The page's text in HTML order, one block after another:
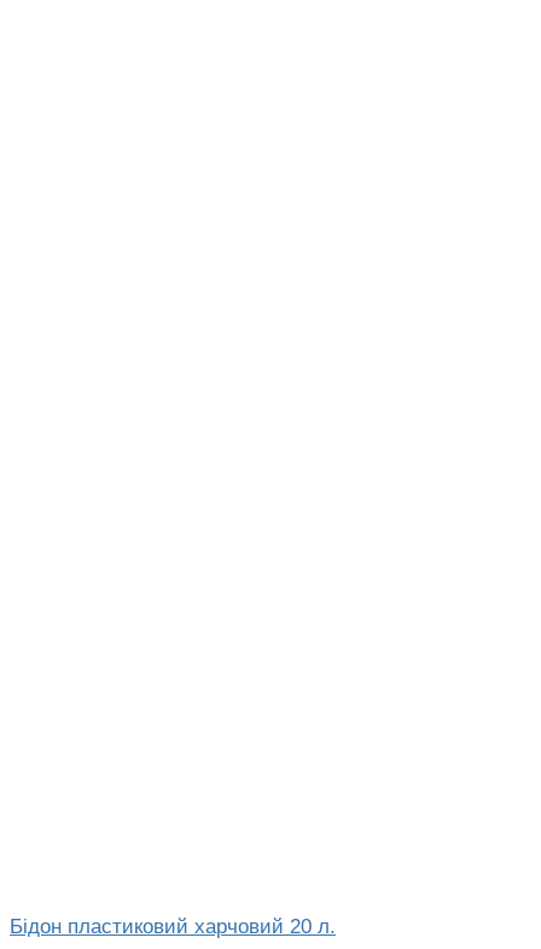
Бідон пластиковий харчовий 20 л.